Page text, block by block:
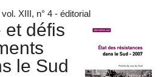
XIII, n° 4 - éditorial
et défis
le Sud